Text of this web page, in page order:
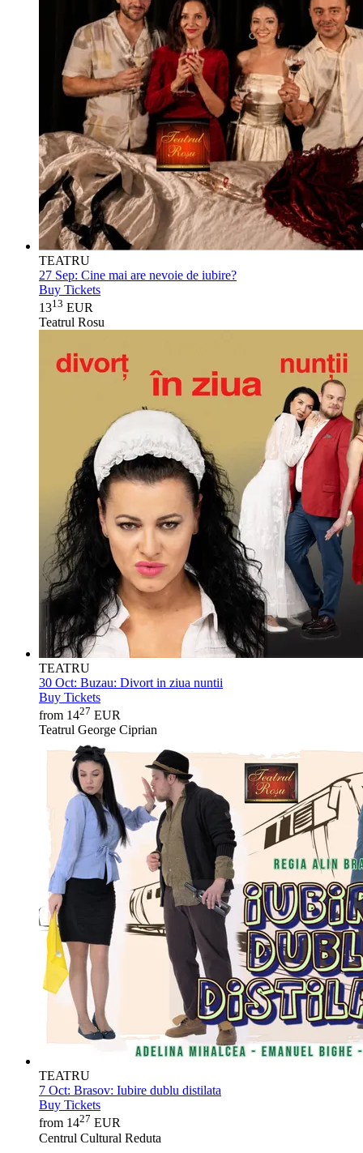
TEATRU
27 Sep: Cine mai are nevoie de iubire?
Buy Tickets
1313 EUR
Teatrul Rosu
TEATRU
30 Oct: Buzau: Divort in ziua nuntii
Buy Tickets
from 1427 EUR
Teatrul George Ciprian
TEATRU
7 Oct: Brasov: Iubire dublu distilata
Buy Tickets
from 1427 EUR
Centrul Cultural Reduta